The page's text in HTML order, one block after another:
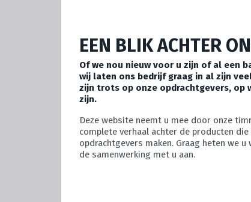
EEN BLIK ACHTER
Of we nou nieuw voor u zijn of al een
wij laten ons bedrijf graag in al zijn
zijn trots op onze opdrachtgevers, op
zijn.
Deze website neemt u mee door onze
complete verhaal achter de producten
opdrachtgevers maken. Graag heten we
de samenwerking met u aan.